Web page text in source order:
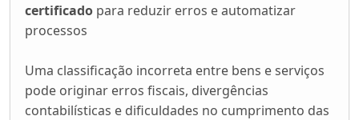
certificado para reduzir erros e automatizar
processos
Uma classificação incorreta entre bens e serviços
pode originar erros fiscais, divergências
contabilísticas e dificuldades no cumprimento das